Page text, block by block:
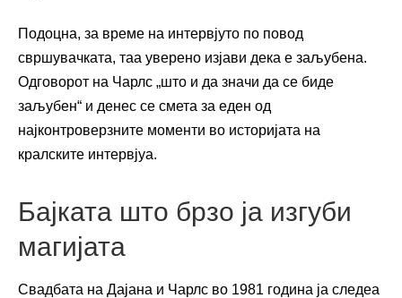
Подоцна, за време на интервјуто по повод
свршувачката, таа уверено изјави дека е заљубена.
Одговорот на Чарлс „што и да значи да се биде
заљубен“ и денес се смета за еден од
најконтроверзните моменти во историјата на
кралските интервјуа.
Бајката што брзо ја изгуби
магијата
Свадбата на Дајана и Чарлс во 1981 година ја следеа